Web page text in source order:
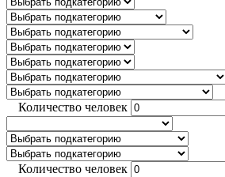
Количество человек
Количество человек